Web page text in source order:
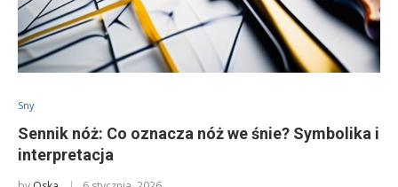
Sny
Sennik nóż: Co oznacza nóż we śnie? Symbolika i
interpretacja